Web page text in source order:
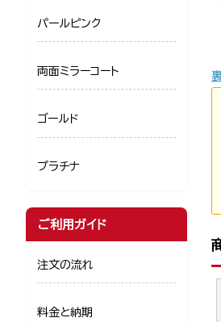
パールピンク
両面ミラーコート
ゴールド
プラチナ
ご利用ガイド
注文の流れ
料金と納期